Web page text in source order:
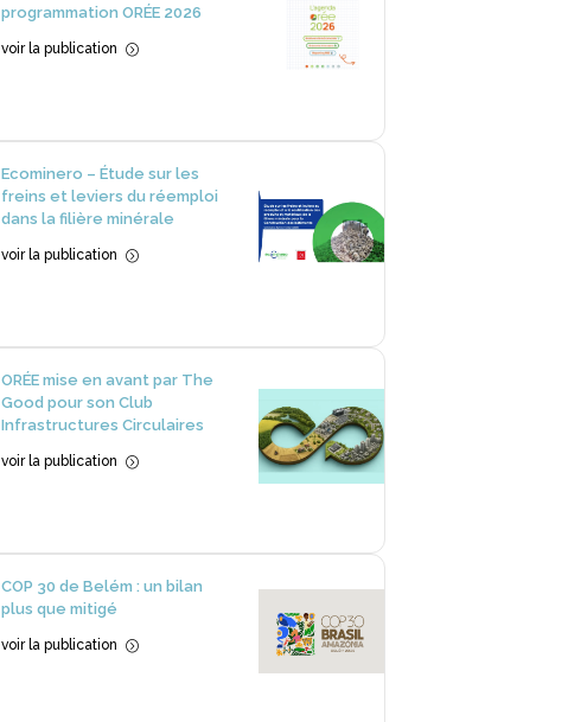
programmation ORÉE 2026
voir la publication =
Ecominero – Étude sur les
freins et leviers du réemploi
dans la filière minérale
voir la publication =
ORÉE mise en avant par The
Good pour son Club
Infrastructures Circulaires
voir la publication =
COP 30 de Belém : un bilan
plus que mitigé
voir la publication =